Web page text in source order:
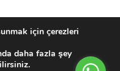
için çerezleri
daha fazla şey